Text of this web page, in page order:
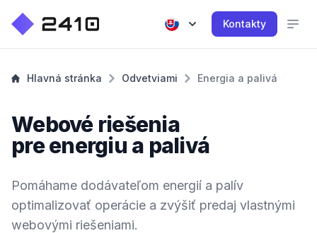
Kontakty
Hlavná stránka Odvetviami Energia a palivá
Webové riešenia
pre energiu a palivá
Pomáhame dodávateľom energií a palív
optimalizovať operácie a zvýšiť predaj vlastnými
webovými riešeniami.